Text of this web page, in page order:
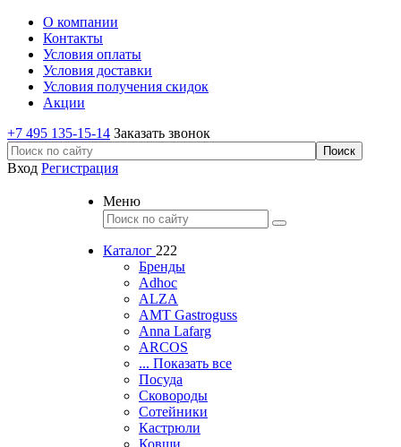
О компании
Контакты
Условия оплаты
Условия доставки
Условия получения скидок
Акции
+7 495 135-15-14 Заказать звонок
Вход Регистрация
Меню
Каталог 222
Бренды
Adhoc
ALZA
AMT Gastroguss
Anna Lafarg
ARCOS
... Показать все
Посуда
Сковороды
Сотейники
Кастрюли
Ковши